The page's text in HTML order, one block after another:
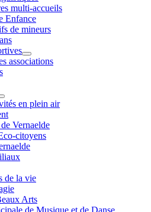
multi-accueils
Enfance
de mineurs
associations
en plein air
Vernaelde
citoyens
de la vie
Arts
de Musique et de Danse